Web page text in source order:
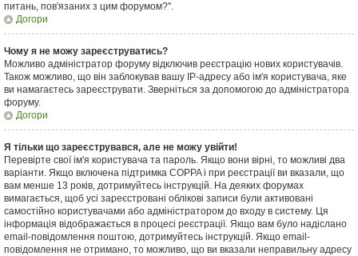
питань, пов'язаних з цим форумом?".
Догори
Чому я не можу зареєструватись?
Можливо адміністратор форуму відключив реєстрацію нових користувачів.
Також можливо, що він заблокував вашу IP-адресу або ім'я користувача, яке
ви намагаєтесь зареєструвати. Зверніться за допомогою до адміністратора
форуму.
Догори
Я тільки що зареєструвався, але не можу увійти!
Перевірте свої ім'я користувача та пароль. Якщо вони вірні, то можливі два
варіанти. Якщо включена підтримка COPPA і при реєстрації ви вказали, що
вам менше 13 років, дотримуйтесь інструкцій. На деяких форумах
вимагається, щоб усі зареєстровані облікові записи були активовані
самостійно користувачами або адміністратором до входу в систему. Ця
інформація відображається в процесі реєстрації. Якщо вам було надіслано
email-повідомлення поштою, дотримуйтесь інструкцій. Якщо email-
повідомлення не отримано, то можливо, що ви вказали неправильну адресу